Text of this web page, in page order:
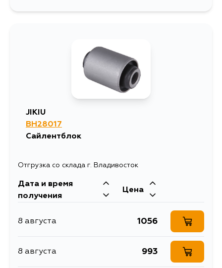
JIKIU
BH28017
Сайлентблок
Отгрузка со склада г. Владивосток
Дата и время
получения
Цена
8 августа 1056
8 августа 993